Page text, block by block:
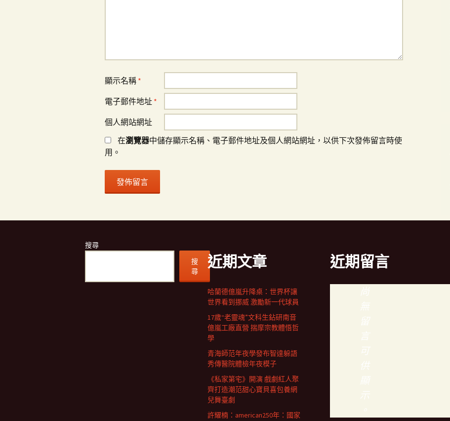
顯示名稱 *
電子郵件地址 *
個人網站網址
在瀏覽器中儲存顯示名稱、電子郵件地址及個人網站網址，以供下次發佈留言時使
用。
搜尋
搜
尋
近期文章
哈蘭德億嵐升降桌：世界杯讓
世界看到挪威 激勵新一代球員
17歲“老靈魂”文科生鉆研南音
億嵐工廠直營 揣摩宗教體悟哲
學
青海師范年夜學發布智達躲語
秀傳醫院體檢年夜模子
《私家第宅》開演 戲劇紅人聚
齊打造潮范甜心寶貝喜包養網
兒舞臺劇
許耀楠：american250年：國家
近期留言
尚
無
留
言
可
供
顯
示
。